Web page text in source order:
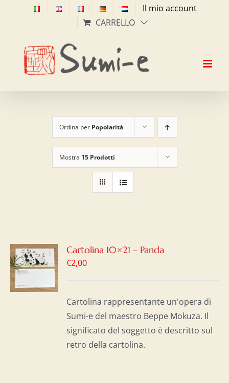
Il mio account
CARRELLO
Ordina per Popolarità
Mostra 15 Prodotti
Cartolina 10×21 – Panda
€2,00
Cartolina rappresentante un'opera di
Sumi-e del maestro Beppe Mokuza. Il
significato del soggetto è descritto sul
retro della cartolina.